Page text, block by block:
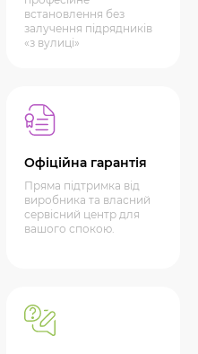
встановлення без
залучення підрядників
«з вулиці»
Офіційна гарантія
Пряма підтримка від
виробника та власний
сервісний центр для
вашого спокою.